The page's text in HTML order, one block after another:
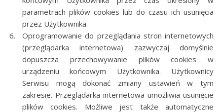
parametrach plików cookies lub do czasu ich usunięcia
przez Użytkownika.
Oprogramowanie do przeglądania stron internetowych
(przeglądarka internetowa) zazwyczaj domyślnie
dopuszcza przechowywanie plików cookies w
urządzeniu końcowym Użytkownika. Użytkownicy
Serwisu mogą dokonać zmiany ustawień w tym
zakresie. Przeglądarka internetowa umożliwia usunięcie
plików cookies. Możliwe jest także automatyczne